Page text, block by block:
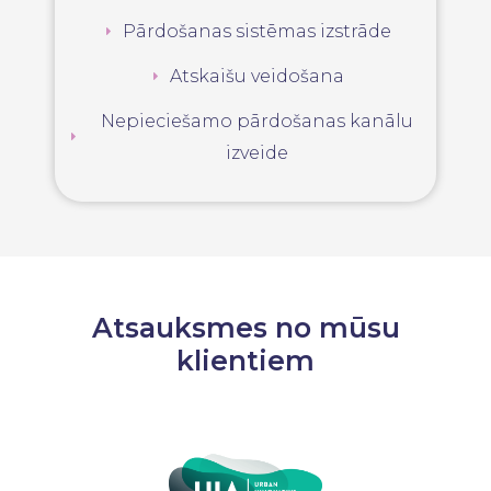
Pārdošanas sistēmas izstrāde
Atskaišu veidošana
Nepieciešamo pārdošanas kanālu
izveide
Atsauksmes no mūsu
klientiem